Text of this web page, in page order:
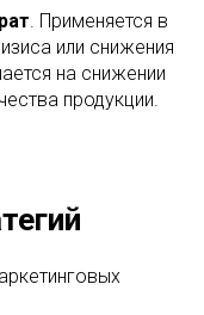
. Применяется в
или снижения
на снижении
продукции.